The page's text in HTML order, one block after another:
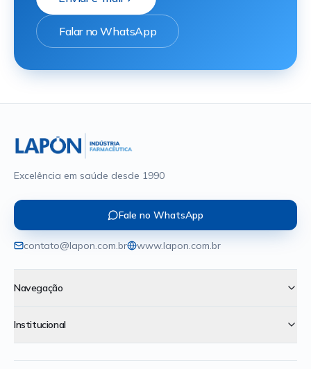
Falar no WhatsApp
Excelência em saúde desde 1990
Fale no WhatsApp
contato@lapon.com.br www.lapon.com.br
Navegação
Institucional